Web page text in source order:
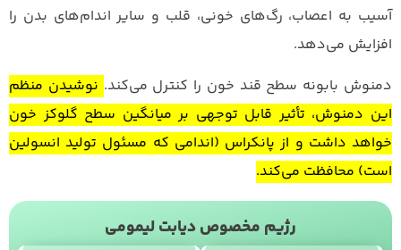
آسیب به اعصاب، رگ‌های خونی، قلب و سایر اندام‌های بدن را
افزایش می‌دهد.
دمنوش بابونه سطح قند خون را کنترل می‌کند. نوشیدن منظم
این دمنوش، تأثیر قابل توجهی بر میانگین سطح گلوکز خون
خواهد داشت و از پانکراس (اندامی که مسئول تولید انسولین
است) محافظت می‌کند.
رژیم مخصوص دیابت لیمومی